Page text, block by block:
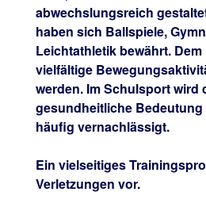
abwechslungsreich
haben sich Ballspiele,
Leichtathletik bewährt.
vielfältige
werden. Im Schulsport wird
gesundheitliche
häufig vernachlässigt.
Ein vielseitiges
Verletzungen vor.